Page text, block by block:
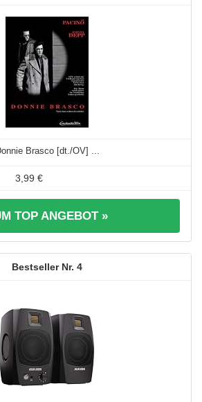
Brasco [dt./OV] ...
3,99 €
TOP ANGEBOT »
4